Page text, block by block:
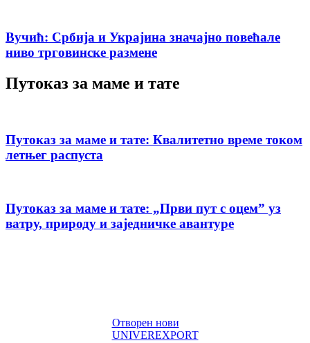
Вучић: Србија и Украјина значајно повећале
ниво трговинске размене
Путоказ за маме и тате
Путоказ за маме и тате: Квалитетно време током
летњег распуста
Путоказ за маме и тате: „Први пут с оцемˮ уз
ватру, природу и заједничке авантуре
Отворен нови
UNIVEREXPORT